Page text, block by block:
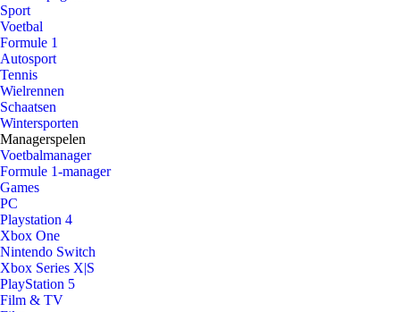
Sport
Voetbal
Formule 1
Autosport
Tennis
Wielrennen
Schaatsen
Wintersporten
Managerspelen
Voetbalmanager
Formule 1-manager
Games
PC
Playstation 4
Xbox One
Nintendo Switch
Xbox Series X|S
PlayStation 5
Film & TV